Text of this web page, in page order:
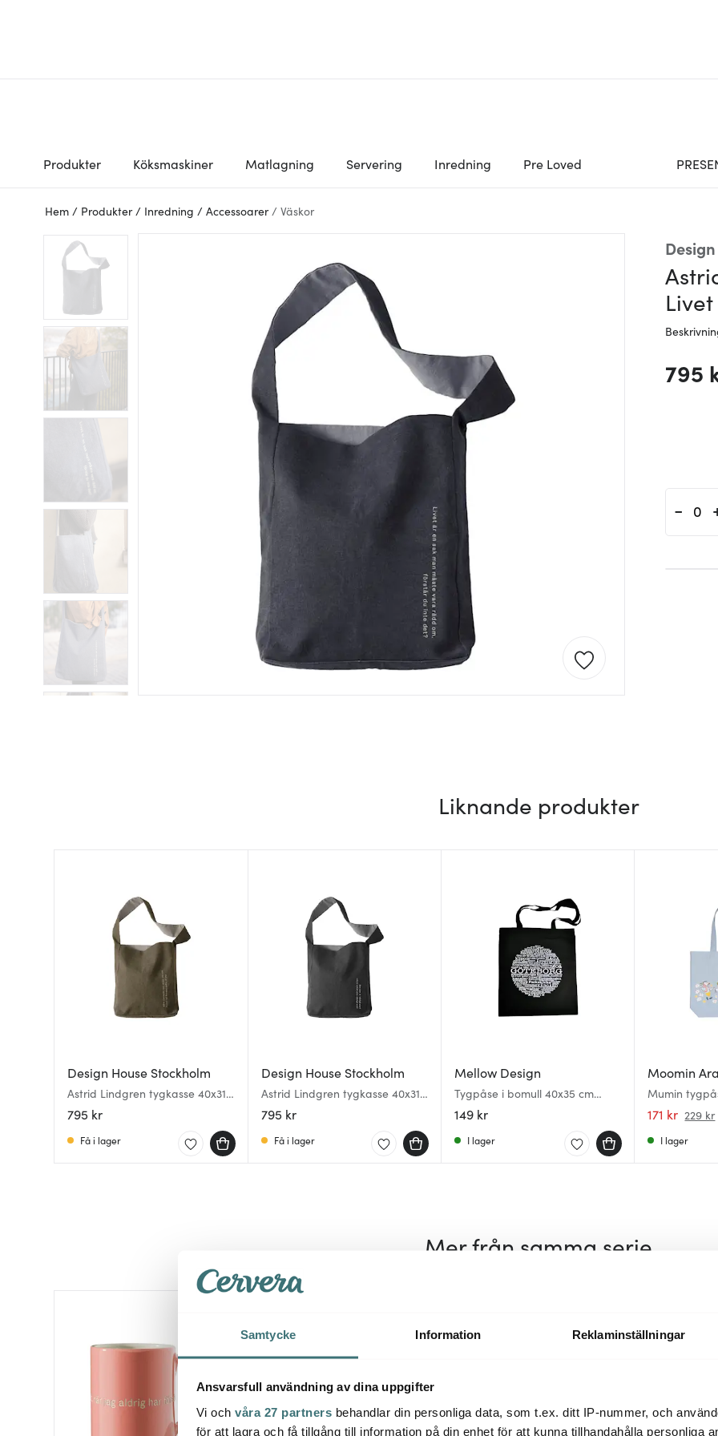
Samtycke Information Reklaminställningar
Ansvarsfull användning av dina uppgifter
Vi och våra 27 partners behandlar din personliga data, som t.ex. ditt IP-nummer, och
för att lagra och få tillgång till information på din enhet för att kunna tillhandahålla personliga
Produkter Köksmaskiner Matlagning Servering Inredning Pre Loved
Hem / Produkter / Inredning / Accessoarer / Väskor
795
-
Liknande produkter
Design House Stockholm
Astrid Lindgren tygkasse 40x31
cm Det är ingen ordning på
allting... grön
795 kr
Få i lager
Design House Stockholm
Astrid Lindgren tygkasse 40x31
cm Den som är väldigt stark...
svart
795 kr
Få i lager
Mellow Design
Tygpåse i bomull 40x35 cm
Göteborg
149 kr
I lager
Moomin
Mumin
Sommardans
171 kr 229 kr
I lager
Mer från samma serie